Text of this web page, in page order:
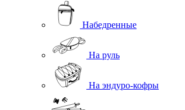
Набедренные
На руль
На эндуро-кофры